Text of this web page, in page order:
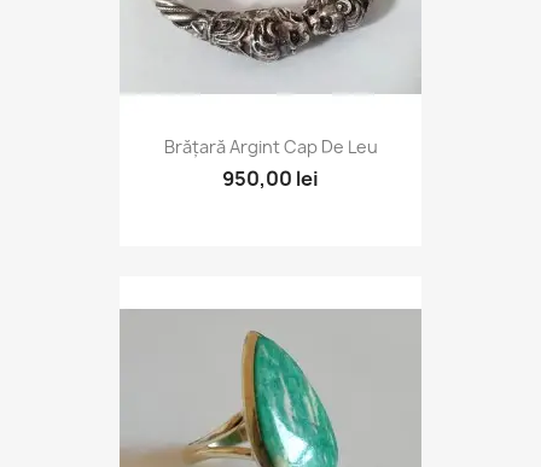
Brățară Argint Cap De Leu
950,00 lei